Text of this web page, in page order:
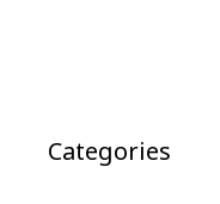
Categories